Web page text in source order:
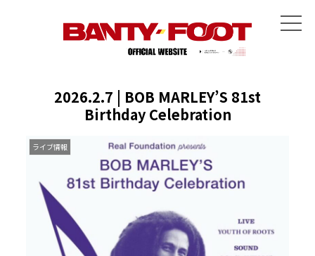
2026.2.7 | BOB MARLEY’S 81st
Birthday Celebration
ライブ情報